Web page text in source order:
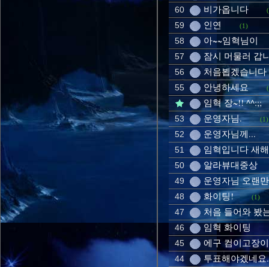
60 비가옵니다
59 인연 (1)
58 아~~임혁님이
57 잠시 머물러 갑
56 처음뵙겠습니다
55 안녕하세요
임혁 장~!! ^^:;;
53 운영자님. (1)
52 운영자님께...
51 임혁입니다 새
50 알라뷰대중상
49 운영자님 오랜
48 화이팅! (1)
47 처음 들어와 봤
46 임혁 화이팅
45 에구 컴이고장
44 투표해야겠네요.